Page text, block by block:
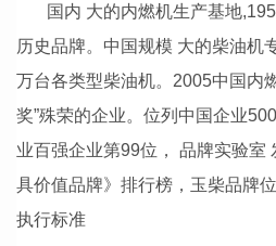
国内 大的内燃机生产基地
历史品牌。中国规模 大的柴油机
万台各类型柴油机。2005中国内
奖”殊荣的企业。位列中国企业
业百强企业第99位， 品牌实验室
具价值品牌》排行榜，玉柴品牌位
执行标准